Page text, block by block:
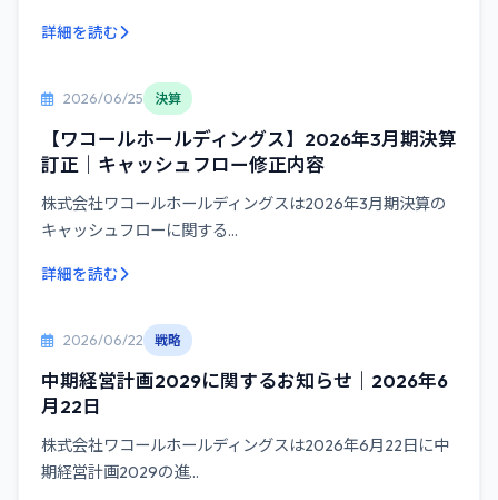
詳細を読む
2026/06/25 決算
【ワコールホールディングス】2026年3月期決算
訂正｜キャッシュフロー修正内容
株式会社ワコールホールディングスは2026年3月期決算の
キャッシュフローに関する...
詳細を読む
2026/06/22 戦略
中期経営計画2029に関するお知らせ｜2026年6
月22日
株式会社ワコールホールディングスは2026年6月22日に中
期経営計画2029の進...